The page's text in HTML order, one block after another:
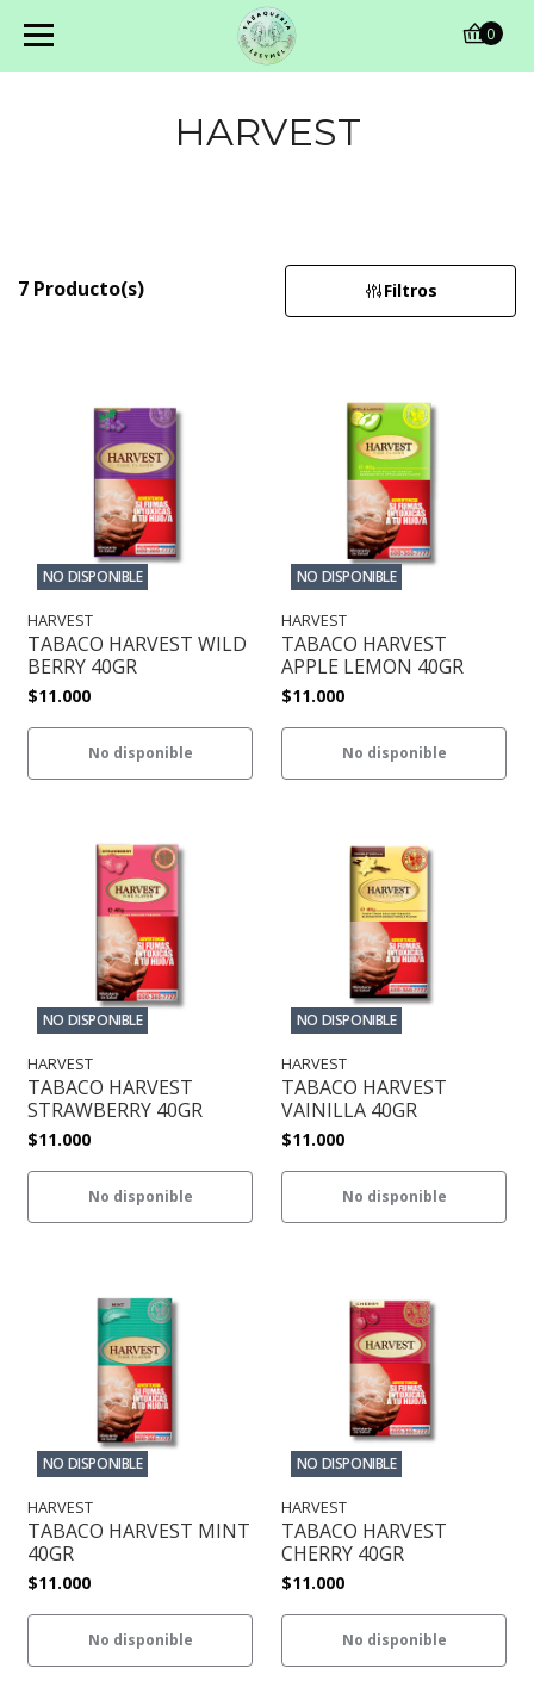
0
HARVEST
7 Producto(s) Filtros
NO DISPONIBLE
HARVEST
TABACO HARVEST WILD
BERRY 40GR
$11.000
No disponible
NO DISPONIBLE
HARVEST
TABACO HARVEST
APPLE LEMON 40GR
$11.000
No disponible
NO DISPONIBLE
HARVEST
TABACO HARVEST
STRAWBERRY 40GR
$11.000
No disponible
NO DISPONIBLE
HARVEST
TABACO HARVEST
VAINILLA 40GR
$11.000
No disponible
NO DISPONIBLE
HARVEST
TABACO HARVEST MINT
40GR
$11.000
No disponible
NO DISPONIBLE
HARVEST
TABACO HARVEST
CHERRY 40GR
$11.000
No disponible